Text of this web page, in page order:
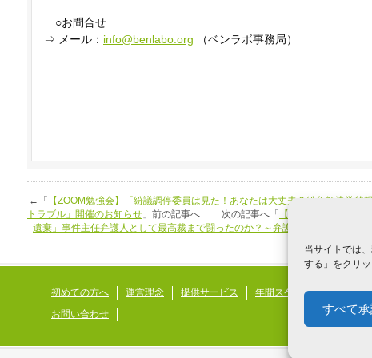
当サイトでは
する」をクリ
すべて
○お問合せ
⇒ メール： info@benlabo.org （ベンラボ事務局）
←「
【ZOOM勉強会】「紛議調停委員は見た！あなたは大丈夫？紛争解決学的
トラブル」開催のお知らせ 」前の記事へ 次の記事へ「
【ZOOM勉強会】「
遺棄」事件主任弁護人として最高裁まで闘ったのか？～弁護士のあり方と仕事
初めての方へ 運営理念 提供サービス 年間スケジュール 発起
お問い合わせ